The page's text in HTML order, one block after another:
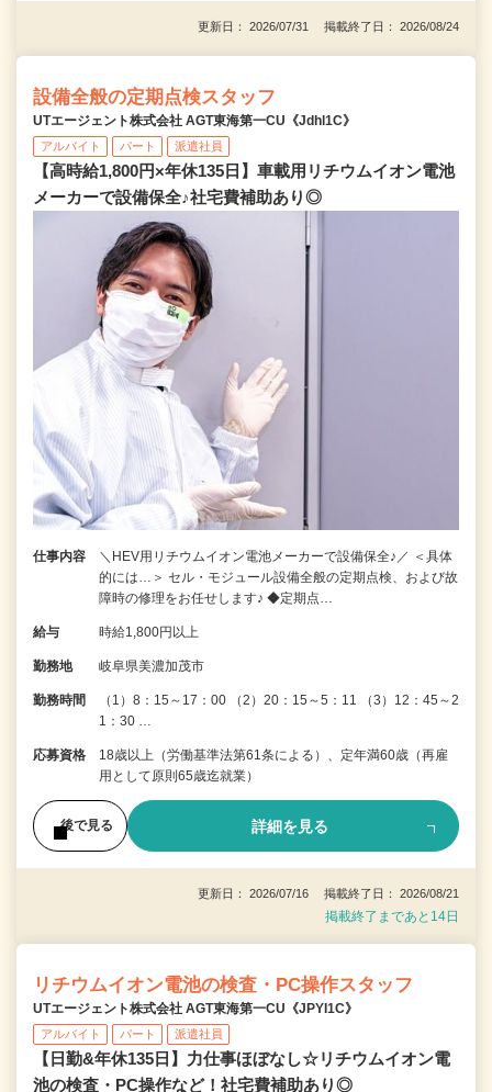
更新日： 2026/07/31 掲載終了日： 2026/08/24
設備全般の定期点検スタッフ
UTエージェント株式会社 AGT東海第一CU《Jdhl1C》
アルバイト パート 派遣社員
【高時給1,800円×年休135日】車載用リチウムイオン電池
メーカーで設備保全♪社宅費補助あり◎
仕事内容
＼HEV用リチウムイオン電池メーカーで設備保全♪／ ＜具体
的には…＞ セル・モジュール設備全般の定期点検、および故
障時の修理をお任せします♪ ◆定期点…
給与 時給1,800円以上
勤務地 岐阜県美濃加茂市
勤務時間
（1）8：15～17：00 （2）20：15～5：11 （3）12：45～2
1：30 …
応募資格
18歳以上（労働基準法第61条による）、定年満60歳（再雇
用として原則65歳迄就業）
後で見る 詳細を見る
更新日： 2026/07/16 掲載終了日： 2026/08/21
掲載終了まであと14日
リチウムイオン電池の検査・PC操作スタッフ
UTエージェント株式会社 AGT東海第一CU《JPYI1C》
アルバイト パート 派遣社員
【日勤&年休135日】力仕事ほぼなし☆リチウムイオン電
池の検査・PC操作など！社宅費補助あり◎